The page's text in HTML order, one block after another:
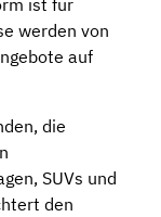
ist für
werden von
auf
die
SUVs und
den